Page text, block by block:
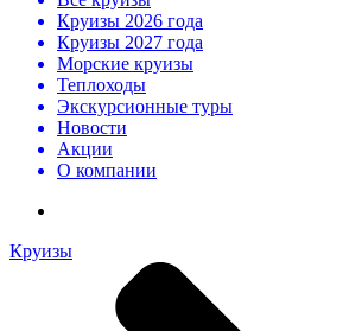
Круизы 2026 года
Круизы 2027 года
Морские круизы
Теплоходы
Экскурсионные туры
Новости
Акции
О компании
Круизы